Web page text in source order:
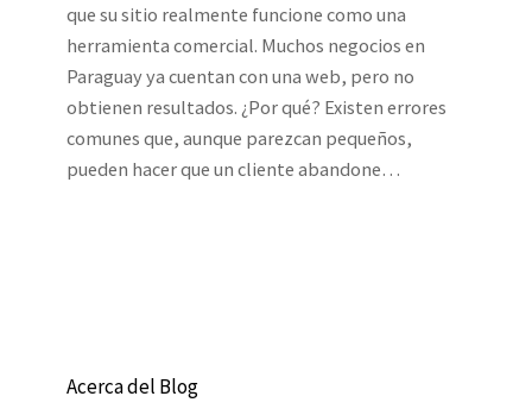
que su sitio realmente funcione como una
herramienta comercial. Muchos negocios en
Paraguay ya cuentan con una web, pero no
obtienen resultados. ¿Por qué? Existen errores
comunes que, aunque parezcan pequeños,
pueden hacer que un cliente abandone…
Acerca del Blog